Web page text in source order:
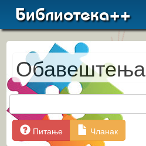
Библиотека++
Обавештења
Питање Чланак